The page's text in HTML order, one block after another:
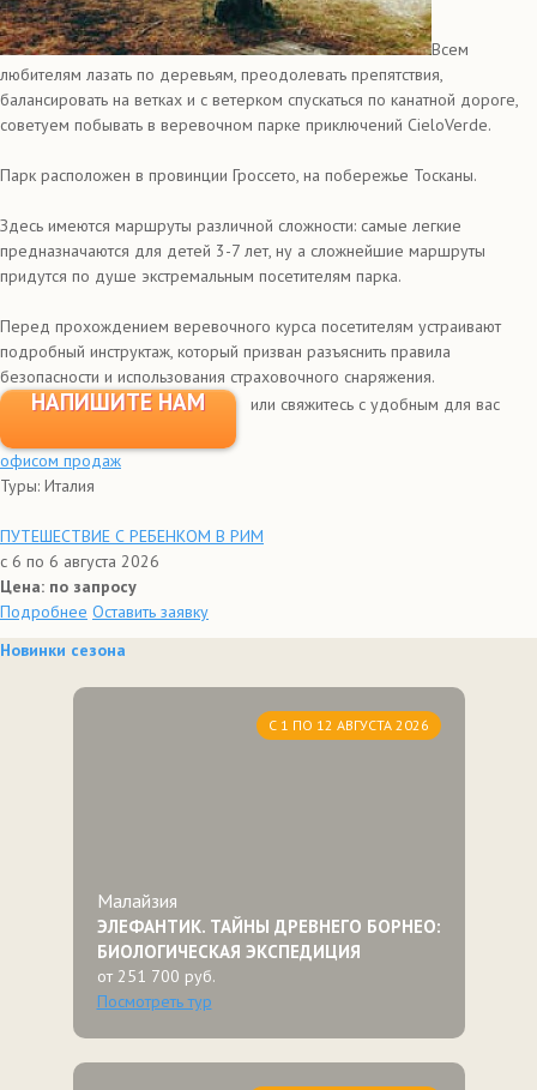
Всем
любителям лазать по деревьям, преодолевать препятствия,
балансировать на ветках и с ветерком спускаться по канатной дороге,
советуем побывать в веревочном парке приключений CieloVerde.
Парк расположен в провинции Гроссето, на побережье Тосканы.
Здесь имеются маршруты различной сложности: самые легкие
предназначаются для детей 3-7 лет, ну а сложнейшие маршруты
придутся по душе экстремальным посетителям парка.
Перед прохождением веревочного курса посетителям устраивают
подробный инструктаж, который призван разъяснить правила
безопасности и использования страховочного снаряжения.
НАПИШИТЕ НАМ или свяжитесь с удобным для вас
офисом продаж
Туры: Италия
ПУТЕШЕСТВИЕ С РЕБЕНКОМ В РИМ
с 6 по 6 августа 2026
Цена: по запросу
Подробнее Оставить заявку
Новинки сезона
С 1 ПО 12 АВГУСТА 2026
Малайзия
ЭЛЕФАНТИК. ТАЙНЫ ДРЕВНЕГО БОРНЕО:
БИОЛОГИЧЕСКАЯ ЭКСПЕДИЦИЯ
от 251 700 руб.
Посмотреть тур